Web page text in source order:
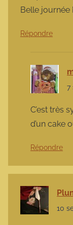
Belle journée
Répondre
7
C’est très
d’un cake
Répondre
10